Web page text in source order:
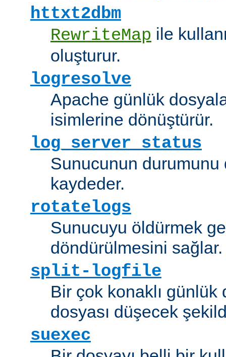
httxt2dbm
RewriteMap ile
oluşturur.
logresolve
Apache günlük
isimlerine dönüştürür.
log_server_status
Sunucunun durumunu
kaydeder.
rotatelogs
Sunucuyu öldürmek
döndürülmesini sağlar.
split-logfile
Bir çok konaklı günlük
dosyası düşecek
suexec